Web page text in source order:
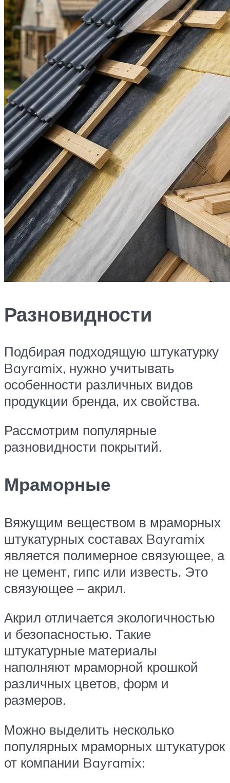
Разновидности
Подбирая подходящую штукатурку
Bayramix, нужно учитывать
особенности различных видов
продукции бренда, их свойства.
Рассмотрим популярные
разновидности покрытий.
Мраморные
Вяжущим веществом в мраморных
штукатурных составах Bayramix
является полимерное связующее, а
не цемент, гипс или известь. Это
связующее – акрил.
Акрил отличается экологичностью
и безопасностью. Такие
штукатурные материалы
наполняют мраморной крошкой
различных цветов, форм и
размеров.
Можно выделить несколько
популярных мраморных штукатурок
от компании Bayramix: